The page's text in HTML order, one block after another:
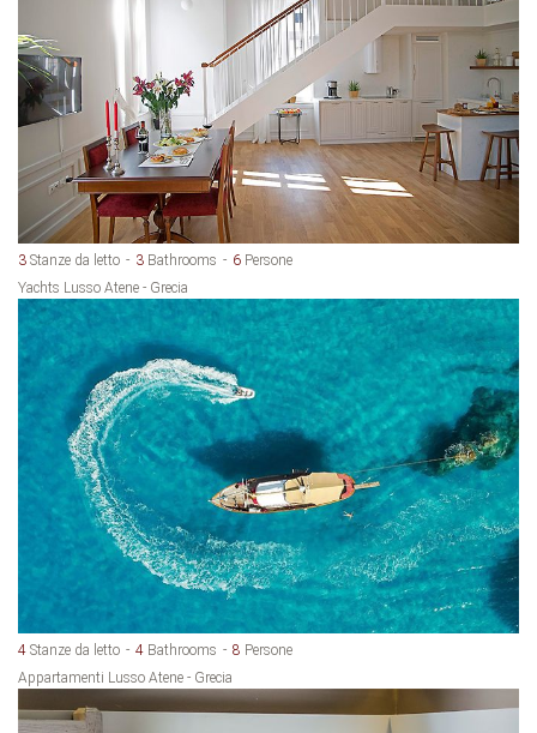
3 Stanze da letto 3 Bathrooms 6 Persone
Yachts Lusso Atene - Grecia
4 Stanze da letto 4 Bathrooms 8 Persone
Appartamenti Lusso Atene - Grecia